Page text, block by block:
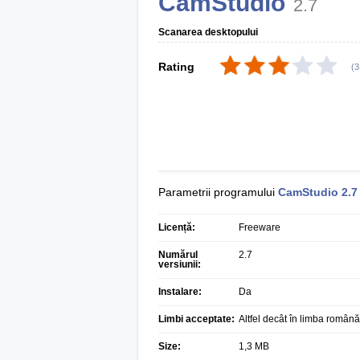
2.7
Scanarea desktopului
Rating (3
Parametrii programului CamStudio 2.7
Licență: Freeware
Numărul
versiunii:
2.7
Instalare: Da
Limbi acceptate: Altfel decât în limba română
Size: 1,3 MB